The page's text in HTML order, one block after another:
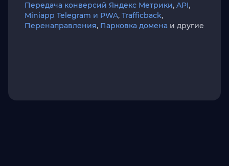
Передача конверсий Яндекс Метрики, API,
Miniapp Telegram и PWA, Trafficback,
Перенаправления, Парковка домена и другие